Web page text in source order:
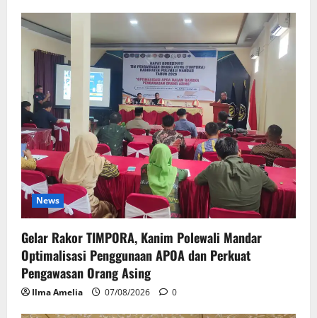
News
Gelar Rakor TIMPORA, Kanim Polewali Mandar
Optimalisasi Penggunaan APOA dan Perkuat
Pengawasan Orang Asing
Ilma Amelia 07/08/2026 0